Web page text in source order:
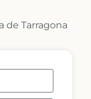
de Tarragona